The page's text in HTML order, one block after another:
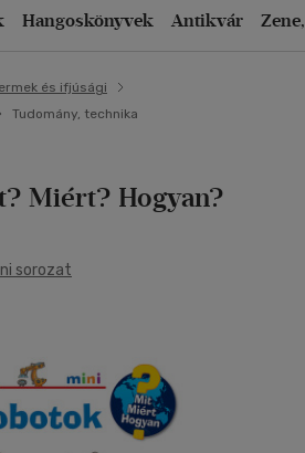
Hangoskönyvek Antikvár
és ifjúsági
Tudomány, technika
Miért? Hogyan?
sorozat